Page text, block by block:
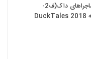
انیمیشن ماجراهای داک(ف2-